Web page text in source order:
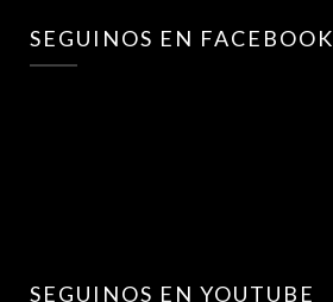
SEGUINOS EN FACEBOOK
SEGUINOS EN YOUTUBE